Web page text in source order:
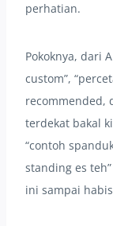
perhatian.
Pokoknya, dari
custom”,
recommended,
terdekat bakal
“contoh
standing es
ini sampai